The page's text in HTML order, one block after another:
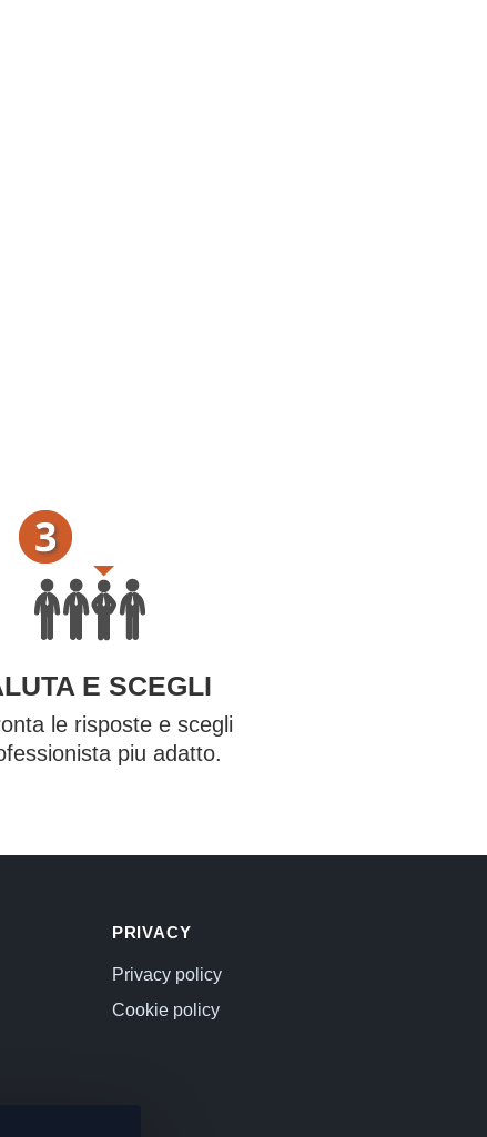
E SCEGLI
le risposte e scegli
piu adatto.
PRIVACY
Privacy policy
Cookie policy